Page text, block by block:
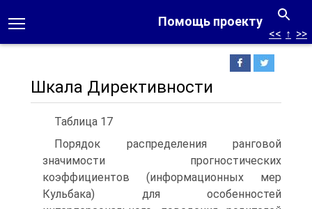
Помощь проекту
<< ↑ >>
Шкала Директивности
Таблица 17
Порядок распределения ранговой
значимости прогностических
коэффициентов (информационных мер
Кульбака) для особенностей